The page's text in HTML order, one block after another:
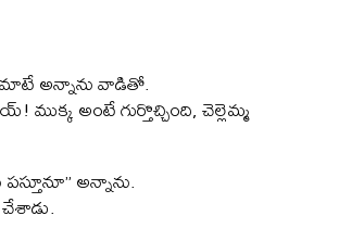
మాటే అన్నాను వాడితో.
ముక్క అంటే గుర్తొచ్చింది, చెల్లెమ్మ
అన్నాను.